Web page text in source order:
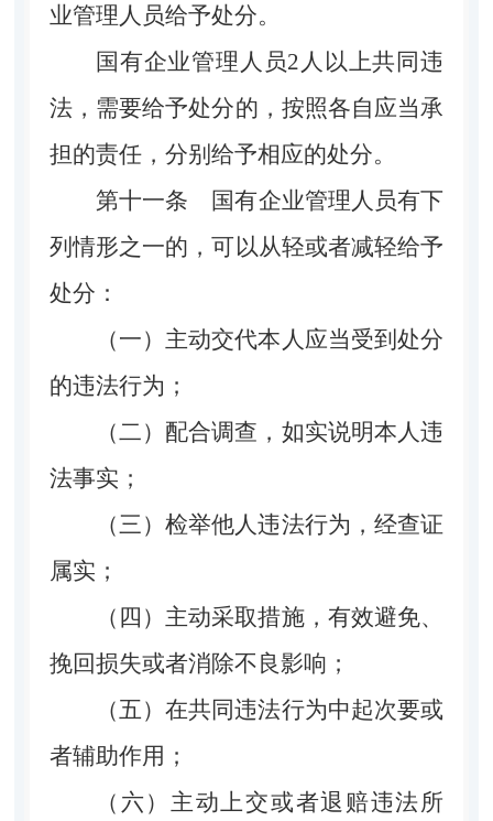
业管理人员给予处分。
国有企业管理人员2人以上共同违
法，需要给予处分的，按照各自应当承
担的责任，分别给予相应的处分。
第十一条 国有企业管理人员有下
列情形之一的，可以从轻或者减轻给予
处分：
（一）主动交代本人应当受到处分
的违法行为；
（二）配合调查，如实说明本人违
法事实；
（三）检举他人违法行为，经查证
属实；
（四）主动采取措施，有效避免、
挽回损失或者消除不良影响；
（五）在共同违法行为中起次要或
者辅助作用；
（六）主动上交或者退赔违法所